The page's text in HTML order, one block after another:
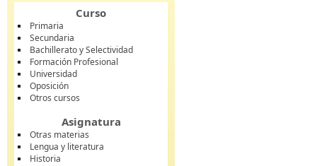
Curso
Primaria
Secundaria
Bachillerato y Selectividad
Formación Profesional
Universidad
Oposición
Otros cursos
Asignatura
Otras materias
Lengua y literatura
Historia